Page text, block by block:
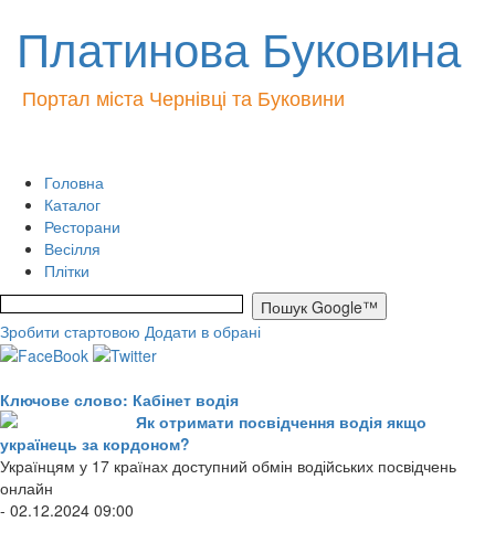
Платинова Буковина
Портал міста Чернівці та Буковини
Головна
Каталог
Ресторани
Весілля
Плітки
Зробити стартовою Додати в обрані
Ключове слово: Кабінет водія
Як отримати посвідчення водія якщо
українець за кордоном?
Українцям у 17 країнах доступний обмін водійських посвідчень
онлайн
- 02.12.2024 09:00